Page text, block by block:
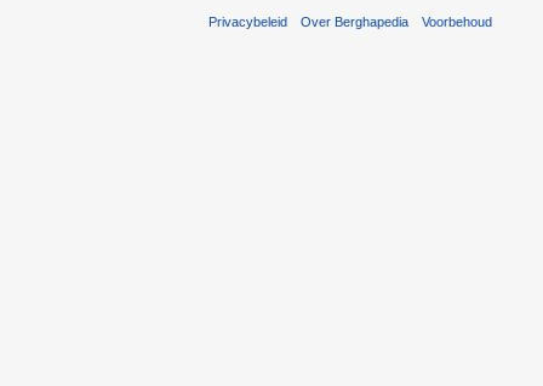
Privacybeleid Over Berghapedia Voorbehoud